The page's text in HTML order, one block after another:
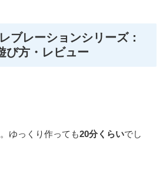
ブレーションシリーズ：
び方・レビュー
ゆっくり作っても20分くらいでし